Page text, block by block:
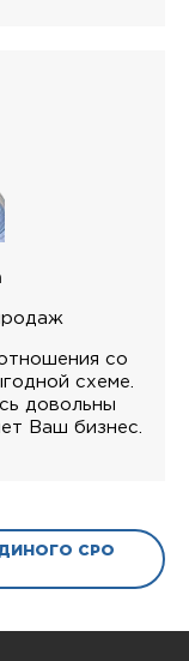
со
схеме.
довольны
Ваш бизнес.
СРО